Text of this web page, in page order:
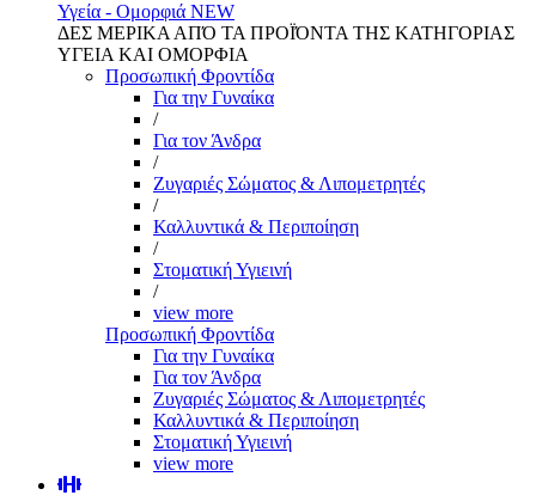
Υγεία - Ομορφιά NEW
ΔΕΣ ΜΕΡΙΚΑ ΑΠΌ ΤΑ ΠΡΟΪΌΝΤΑ ΤΗΣ ΚΑΤΗΓΟΡΙΑΣ
ΥΓΕΙΑ ΚΑΙ ΟΜΟΡΦΙΑ
Προσωπική Φροντίδα
Για την Γυναίκα
/
Για τον Άνδρα
/
Ζυγαριές Σώματος & Λιπομετρητές
/
Καλλυντικά & Περιποίηση
/
Στοματική Υγιεινή
/
view more
Προσωπική Φροντίδα
Για την Γυναίκα
Για τον Άνδρα
Ζυγαριές Σώματος & Λιπομετρητές
Καλλυντικά & Περιποίηση
Στοματική Υγιεινή
view more